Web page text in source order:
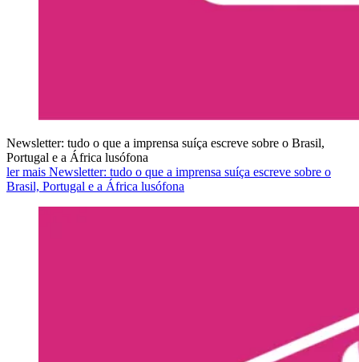
Newsletter: tudo o que a imprensa suíça escreve sobre o Brasil,
Portugal e a África lusófona
ler mais Newsletter: tudo o que a imprensa suíça escreve sobre o
Brasil, Portugal e a África lusófona